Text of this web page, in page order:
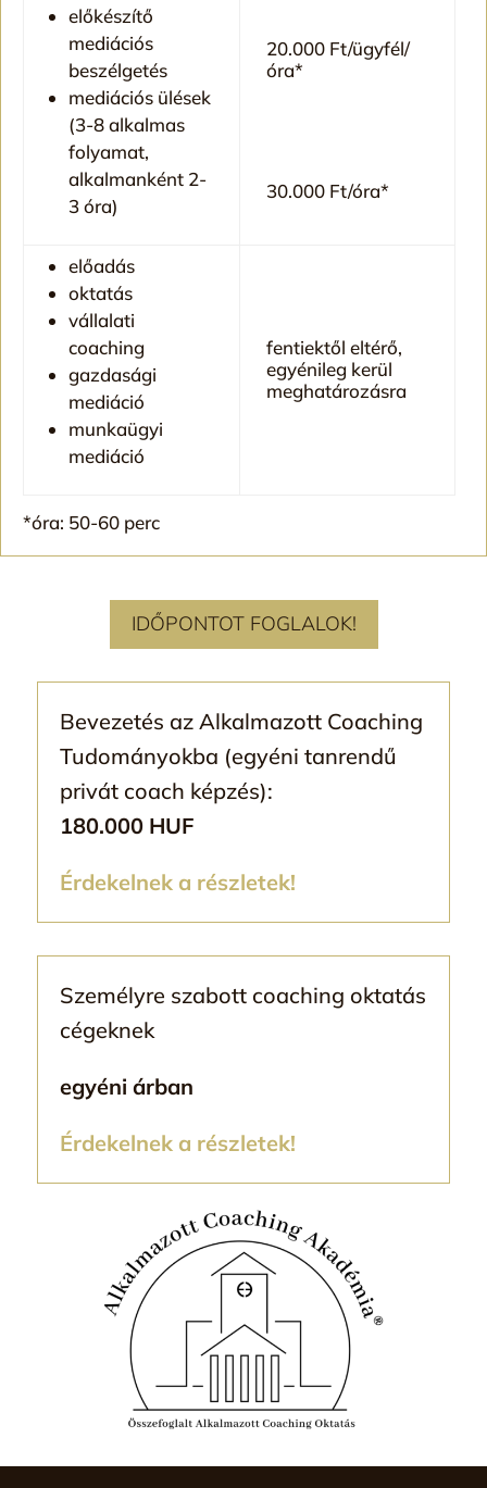
előkészítő
mediációs
beszélgetés
mediációs ülések
(3-8 alkalmas
folyamat,
alkalmanként 2-
3 óra)
20.000 Ft/ügyfél/
óra*
30.000 Ft/óra*
előadás
oktatás
vállalati
coaching
gazdasági
mediáció
munkaügyi
mediáció
fentiektől eltérő,
egyénileg kerül
meghatározásra
*óra: 50-60 perc
IDŐPONTOT FOGLALOK!
Bevezetés az Alkalmazott Coaching
Tudományokba (egyéni tanrendű
privát coach képzés):
180.000 HUF
Érdekelnek a részletek!
Személyre szabott coaching oktatás
cégeknek
egyéni árban
Érdekelnek a részletek!